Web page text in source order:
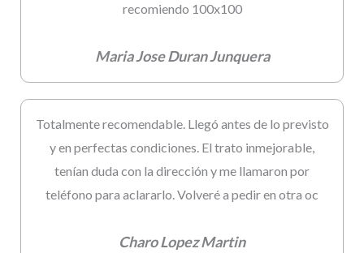
recomiendo 100x100
Maria Jose Duran Junquera
Totalmente recomendable. Llegó antes de lo previsto
y en perfectas condiciones. El trato inmejorable,
tenían duda con la dirección y me llamaron por
teléfono para aclararlo. Volveré a pedir en otra oc
Charo Lopez Martin